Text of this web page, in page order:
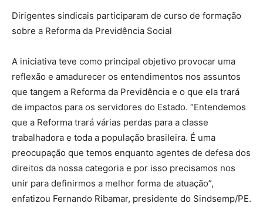
Dirigentes sindicais participaram de curso de formação
sobre a Reforma da Previdência Social
A iniciativa teve como principal objetivo provocar uma
reflexão e amadurecer os entendimentos nos assuntos
que tangem a Reforma da Previdência e o que ela trará
de impactos para os servidores do Estado. “Entendemos
que a Reforma trará várias perdas para a classe
trabalhadora e toda a população brasileira. É uma
preocupação que temos enquanto agentes de defesa dos
direitos da nossa categoria e por isso precisamos nos
unir para definirmos a melhor forma de atuação”,
enfatizou Fernando Ribamar, presidente do Sindsemp/PE.